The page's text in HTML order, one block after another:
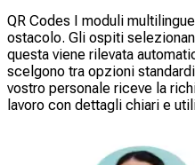
QR Codes I moduli
ostacolo. Gli ospiti
questa viene rilevata
scelgono tra opzioni
vostro personale riceve la
lavoro con dettagli chiari e